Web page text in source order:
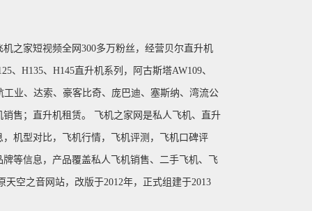
之家短视频全网300多万粉丝，经营贝尔直升机
、H135、H145直升机系列，阿古斯塔AW109、
业、达索、豪客比奇、庞巴迪、塞斯纳、湾流公
售；直升机租赁。 飞机之家网是私人飞机、直升
机型对比，飞机行情，飞机评测，飞机口碑评
等信息，产品覆盖私人飞机销售、二手飞机、飞
空之音网站，改版于2012年，正式组建于2013